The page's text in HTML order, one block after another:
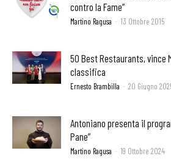
contro la Fame”
Martino Ragusa - 13 Ottobre 2015
50 Best Restaurants, vince
classifica
Ernesto Brambilla - 20 Giugno
Antoniano presenta il
Pane”
Martino Ragusa - 19 Ottobre 2024